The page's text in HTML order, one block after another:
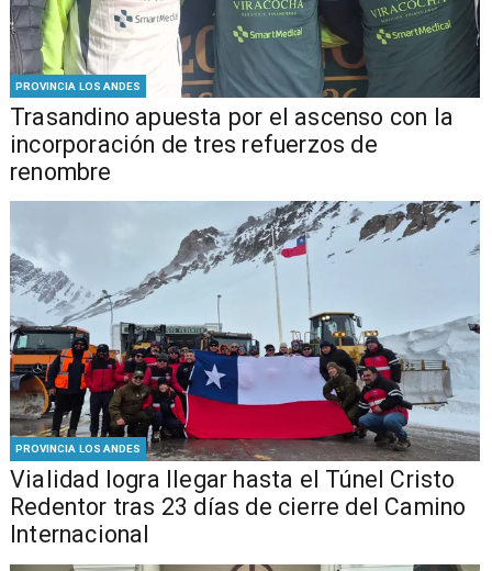
PROVINCIA LOS ANDES
Trasandino apuesta por el ascenso con la
incorporación de tres refuerzos de
renombre
PROVINCIA LOS ANDES
Vialidad logra llegar hasta el Túnel Cristo
Redentor tras 23 días de cierre del Camino
Internacional